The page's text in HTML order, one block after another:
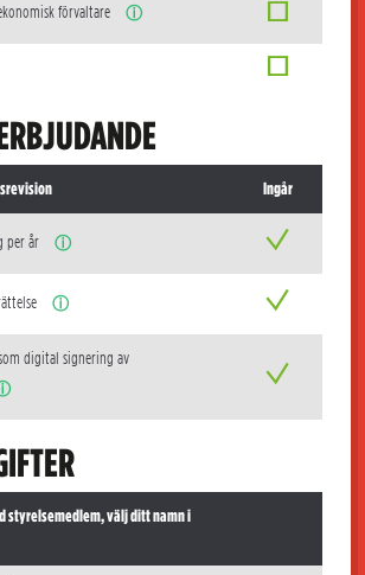
förvaltare ⓘ
Ingår
per år ⓘ
ⓘ
digital signering av
styrelsemedlem, välj ditt namn i